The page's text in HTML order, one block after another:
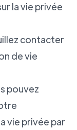
la vie privée
contacter
de vie
pouvez
vie privée par